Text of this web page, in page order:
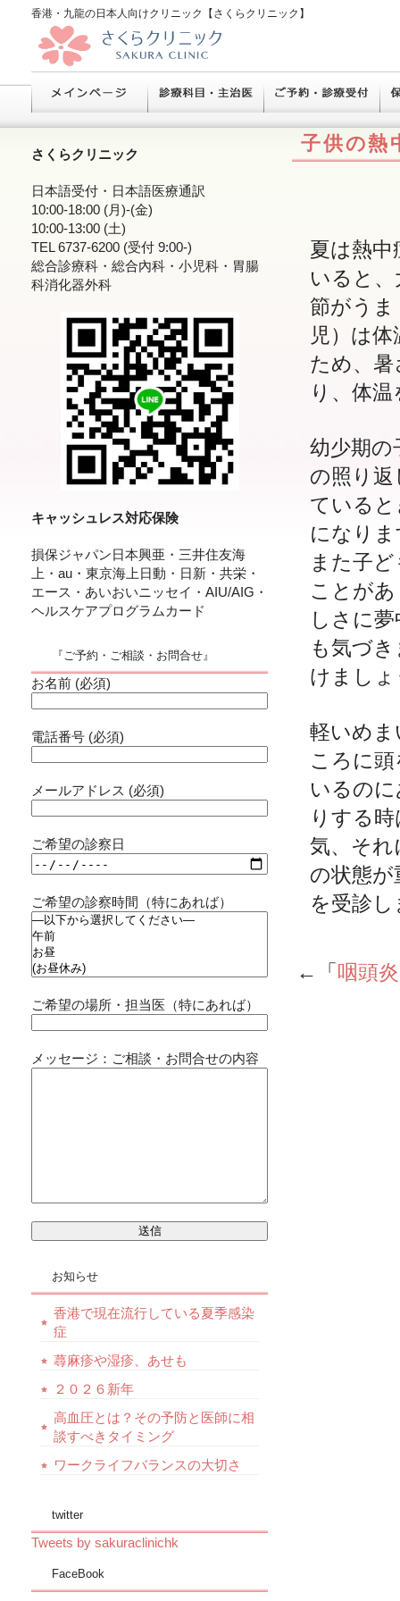
香港・九龍の日本人向けクリニック【さくらクリニック】
子供の熱
夏は熱
いると
節がうま
児）は
ため、
り、体
幼少期の
の照り
ている
になり
また子
ことが
しさに
も気づ
けまし
軽いめま
ころに
いるの
りする
気、そ
の状態
を受診
←「咽頭
さくらクリニック
日本語受付・日本語医療通訳
10:00-18:00 (月)-(金)
10:00-13:00 (土)
TEL 6737-6200 (受付 9:00-)
総合診療科・総合內科・小児科・胃腸
科消化器外科
キャッシュレス対応保険
損保ジャパン日本興亜・三井住友海
上・au・東京海上日動・日新・共栄・
エース・あいおいニッセイ・AIU/AIG・
ヘルスケアプログラムカード
『ご予約・ご相談・お問合せ』
お名前 (必須)
電話番号 (必須)
メールアドレス (必須)
ご希望の診察日
ご希望の診察時間（特にあれば）
ご希望の場所・担当医（特にあれば）
メッセージ：ご相談・お問合せの内容
お知らせ
香港で現在流行している夏季感染
症
蕁麻疹や湿疹、あせも
２０２６新年
高血圧とは？その予防と医師に相
談すべきタイミング
ワークライフバランスの大切さ
twitter
Tweets by sakuraclinichk
FaceBook